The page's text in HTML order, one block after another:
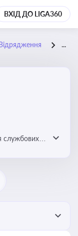
ВХІД ДО LIGA360
14-
службових